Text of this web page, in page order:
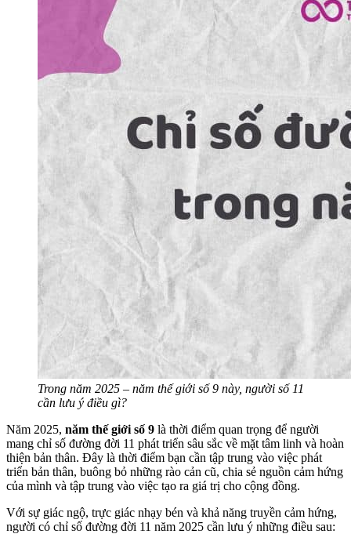
Trong năm 2025 – năm thế giới số 9 này, người số 11
cần lưu ý điều gì?
Năm 2025, năm thế giới số 9 là thời điểm quan trọng để người
mang chỉ số đường đời 11 phát triển sâu sắc về mặt tâm linh và hoàn
thiện bản thân. Đây là thời điểm bạn cần tập trung vào việc phát
triển bản thân, buông bỏ những rào cản cũ, chia sẻ nguồn cảm hứng
của mình và tập trung vào việc tạo ra giá trị cho cộng đồng.
Với sự giác ngộ, trực giác nhạy bén và khả năng truyền cảm hứng,
người có chỉ số đường đời 11 năm 2025 cần lưu ý những điều sau: